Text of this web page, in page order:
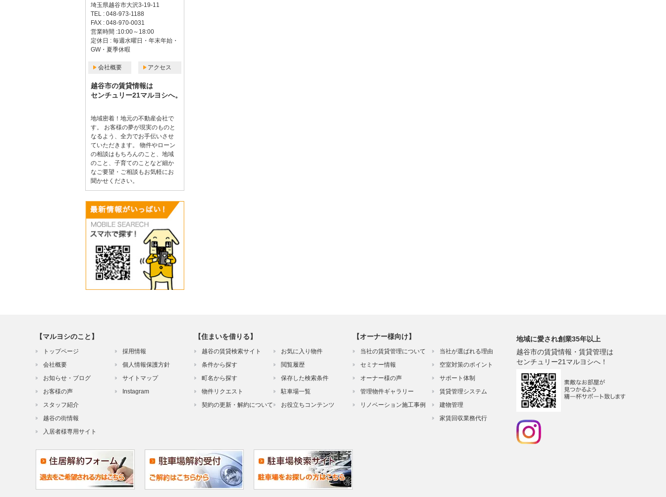
埼玉県越谷市大沢3-19-11
TEL : 048-973-1188
FAX : 048-970-0031
営業時間 :10:00～18:00
定休日 : 毎週水曜日・年末年始・
GW・夏季休暇
会社概要 アクセス
越谷市の賃貸情報は
センチュリー21マルヨシへ。
地域密着！地元の不動産会社で
す。 お客様の夢が現実のものと
なるよう、全力でお手伝いさせ
ていただきます。 物件やローン
の相談はもちろんのこと、地域
のこと、子育てのことなど細か
なご要望・ご相談もお気軽にお
聞かせください。
【マルヨシのこと】
トップページ
会社概要
お知らせ・ブログ
お客様の声
スタッフ紹介
越谷の街情報
入居者様専用サイト
採用情報
個人情報保護方針
サイトマップ
Instagram
【住まいを借りる】
越谷の賃貸検索サイト
条件から探す
町名から探す
物件リクエスト
契約の更新・解約について
お気に入り物件
閲覧履歴
保存した検索条件
駐車場一覧
お役立ちコンテンツ
【オーナー様向け】
当社の賃貸管理について
セミナー情報
オーナー様の声
管理物件ギャラリー
リノベーション施工事例
当社が選ばれる理由
空室対策のポイント
サポート体制
賃貸管理システム
建物管理
家賃回収業務代行
地域に愛され創業35年以上
越谷市の賃貸情報・賃貸管理は
センチュリー21マルヨシへ！